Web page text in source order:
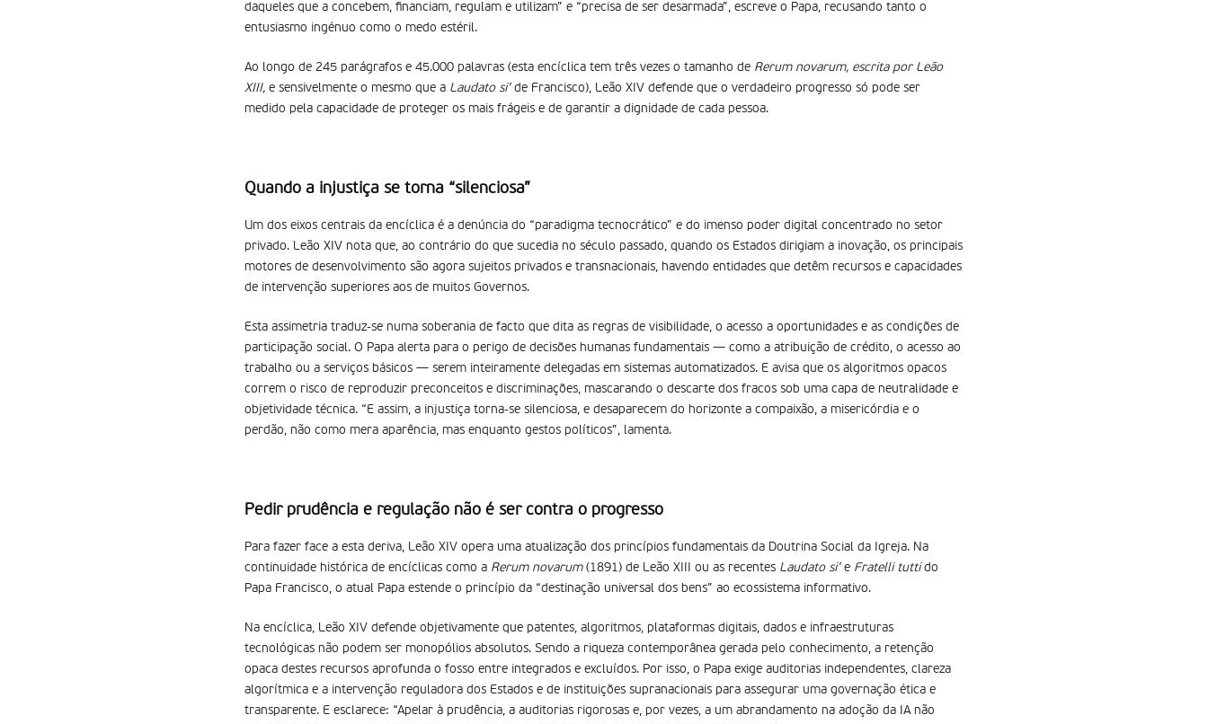
daqueles que a concebem, financiam, regulam e utilizam” e “precisa de ser desarmada”, escreve o Papa, recusando tanto o
entusiasmo ingénuo como o medo estéril.
Ao longo de 245 parágrafos e 45.000 palavras (esta encíclica tem três vezes o tamanho de Rerum novarum, escrita por Leão
XIII, e sensivelmente o mesmo que a Laudato si’de Francisco), Leão XIV defende que o verdadeiro progresso só pode ser
medido pela capacidade de proteger os mais frágeis e de garantir a dignidade de cada pessoa.
Quando a injustiça se torna “silenciosa”
Um dos eixos centrais da encíclica é a denúncia do “paradigma tecnocrático” e do imenso poder digital concentrado no setor
privado. Leão XIV nota que, ao contrário do que sucedia no século passado, quando os Estados dirigiam a inovação, os principais
motores de desenvolvimento são agora sujeitos privados e transnacionais, havendo entidades que detêm recursos e capacidades
de intervenção superiores aos de muitos Governos.
Esta assimetria traduz-se numa soberania de facto que dita as regras de visibilidade, o acesso a oportunidades e as condições de
participação social. O Papa alerta para o perigo de decisões humanas fundamentais — como a atribuição de crédito, o acesso ao
trabalho ou a serviços básicos — serem inteiramente delegadas em sistemas automatizados. E avisa que os algoritmos opacos
correm o risco de reproduzir preconceitos e discriminações, mascarando o descarte dos fracos sob uma capa de neutralidade e
objetividade técnica. “E assim, a injustiça torna-se silenciosa, e desaparecem do horizonte a compaixão, a misericórdia e o
perdão, não como mera aparência, mas enquanto gestos políticos”, lamenta.
Pedir prudência e regulação não é ser contra o progresso
Para fazer face a esta deriva, Leão XIV opera uma atualização dos princípios fundamentais da Doutrina Social da Igreja. Na
continuidade histórica de encíclicas como a Rerum novarum(1891) de Leão XIII ou as recentes Laudato si’e Fratelli tuttido
Papa Francisco, o atual Papa estende o princípio da “destinação universal dos bens” ao ecossistema informativo.
Na encíclica, Leão XIV defende objetivamente que patentes, algoritmos, plataformas digitais, dados e infraestruturas
tecnológicas não podem ser monopólios absolutos. Sendo a riqueza contemporânea gerada pelo conhecimento, a retenção
opaca destes recursos aprofunda o fosso entre integrados e excluídos. Por isso, o Papa exige auditorias independentes, clareza
algorítmica e a intervenção reguladora dos Estados e de instituições supranacionais para assegurar uma governação ética e
transparente. E esclarece: “Apelar à prudência, a auditorias rigorosas e, por vezes, a um abrandamento na adoção da IA não